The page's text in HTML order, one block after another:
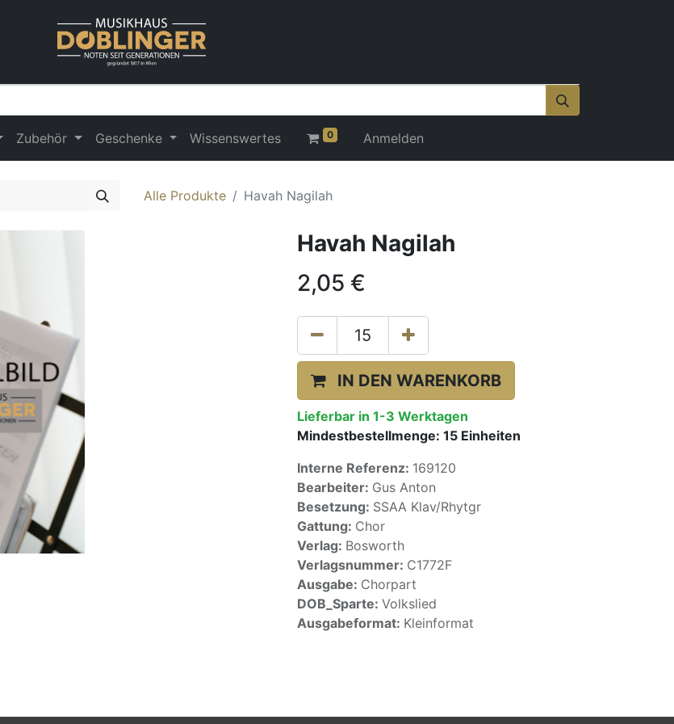
Zubehör Geschenke Wissenswertes 0 Anmelden
Alle Produkte Havah Nagilah
Havah Nagilah
2,05 €
IN DEN WARENKORB
Lieferbar in 1-3 Werktagen
Mindestbestellmenge: 15 Einheiten
Interne Referenz: 169120
Bearbeiter: Gus Anton
Besetzung: SSAA Klav/Rhytgr
Gattung: Chor
Verlag: Bosworth
Verlagsnummer: C1772F
Ausgabe: Chorpart
DOB_Sparte: Volkslied
Ausgabeformat: Kleinformat